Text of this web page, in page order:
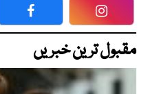
Facebook
مقبول ترین خبریں